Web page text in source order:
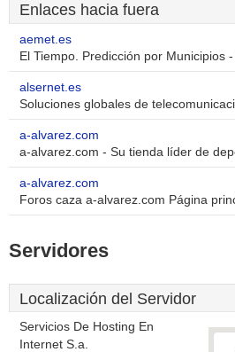
Enlaces hacia fuera
aemet.es
El Tiempo. Predicción por Municipios
alsernet.es
Soluciones globales de
a-alvarez.com
a-alvarez.com - Su tienda líder de
a-alvarez.com
Foros caza a-alvarez.com Página
Servidores
Localización del Servidor
Servicios De Hosting En
Internet S.a.